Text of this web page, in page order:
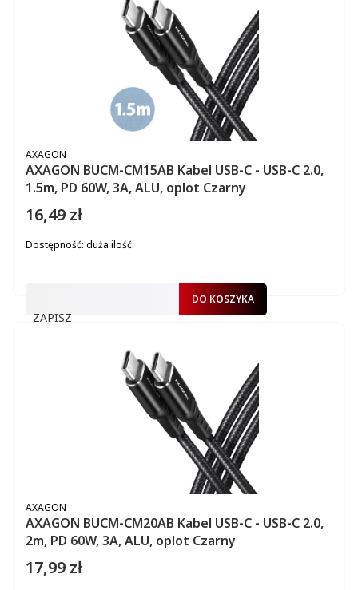
AXAGON BUCM-CM15AB Kabel USB-C - USB-C 2.0,
1.5m, PD 60W, 3A, ALU, oplot Czarny
PRODUCENT
AXAGON
Cena
16,49 zł
Dostępność: duża ilość
ZAPISZ
DO KOSZYKA
AXAGON BUCM-CM20AB Kabel USB-C - USB-C 2.0,
2m, PD 60W, 3A, ALU, oplot Czarny
PRODUCENT
AXAGON
Cena
17,99 zł